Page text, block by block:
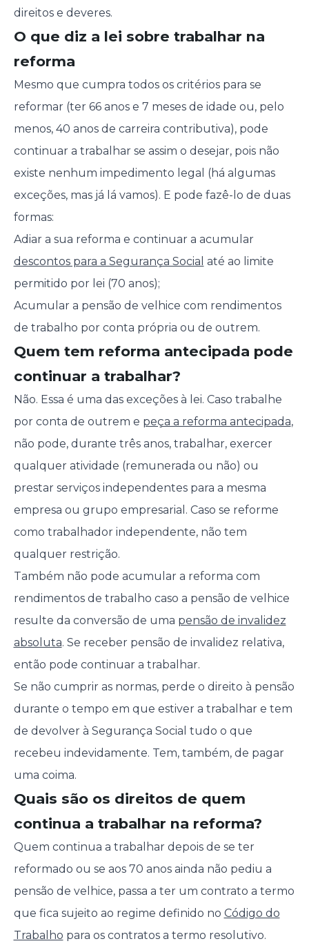
direitos e deveres.
O que diz a lei sobre trabalhar na
reforma
Mesmo que cumpra todos os critérios para se
reformar (ter 66 anos e 7 meses de idade ou, pelo
menos, 40 anos de carreira contributiva), pode
continuar a trabalhar se assim o desejar, pois não
existe nenhum impedimento legal (há algumas
exceções, mas já lá vamos). E pode fazê-lo de duas
formas:
Adiar a sua reforma e continuar a acumular
descontos para a Segurança Social até ao limite
permitido por lei (70 anos);
Acumular a pensão de velhice com rendimentos
de trabalho por conta própria ou de outrem.
Quem tem reforma antecipada pode
continuar a trabalhar?
Não. Essa é uma das exceções à lei. Caso trabalhe
por conta de outrem e peça a reforma antecipada,
não pode, durante três anos, trabalhar, exercer
qualquer atividade (remunerada ou não) ou
prestar serviços independentes para a mesma
empresa ou grupo empresarial. Caso se reforme
como trabalhador independente, não tem
qualquer restrição.
Também não pode acumular a reforma com
rendimentos de trabalho caso a pensão de velhice
resulte da conversão de uma pensão de invalidez
absoluta. Se receber pensão de invalidez relativa,
então pode continuar a trabalhar.
Se não cumprir as normas, perde o direito à pensão
durante o tempo em que estiver a trabalhar e tem
de devolver à Segurança Social tudo o que
recebeu indevidamente. Tem, também, de pagar
uma coima.
Quais são os direitos de quem
continua a trabalhar na reforma?
Quem continua a trabalhar depois de se ter
reformado ou se aos 70 anos ainda não pediu a
pensão de velhice, passa a ter um contrato a termo
que fica sujeito ao regime definido no Código do
Trabalho para os contratos a termo resolutivo.